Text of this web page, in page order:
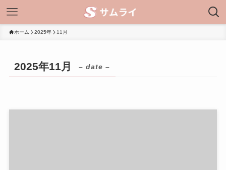
ホーム 2025年 11月
2025年11月 – date –